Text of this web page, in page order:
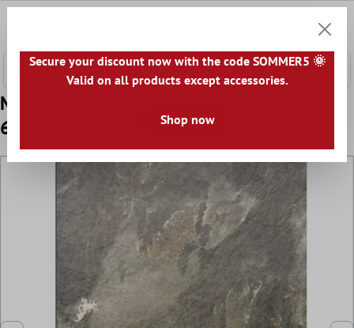
Muster Bodenfliese Kornat Slate Negro
60x120cm
Secure your discount now with the code SOMMER5 🌞
Valid on all products except accessories.
Shop now